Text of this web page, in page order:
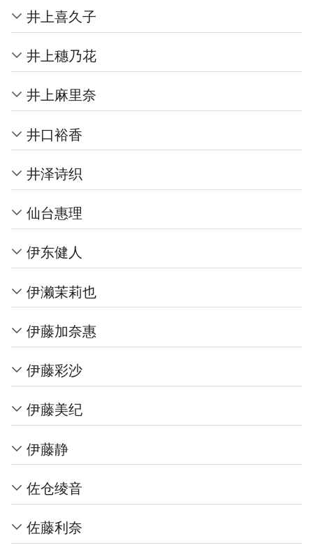
井上喜久子
井上穗乃花
井上麻里奈
井口裕香
井泽诗织
仙台惠理
伊东健人
伊濑茉莉也
伊藤加奈惠
伊藤彩沙
伊藤美纪
伊藤静
佐仓绫音
佐藤利奈